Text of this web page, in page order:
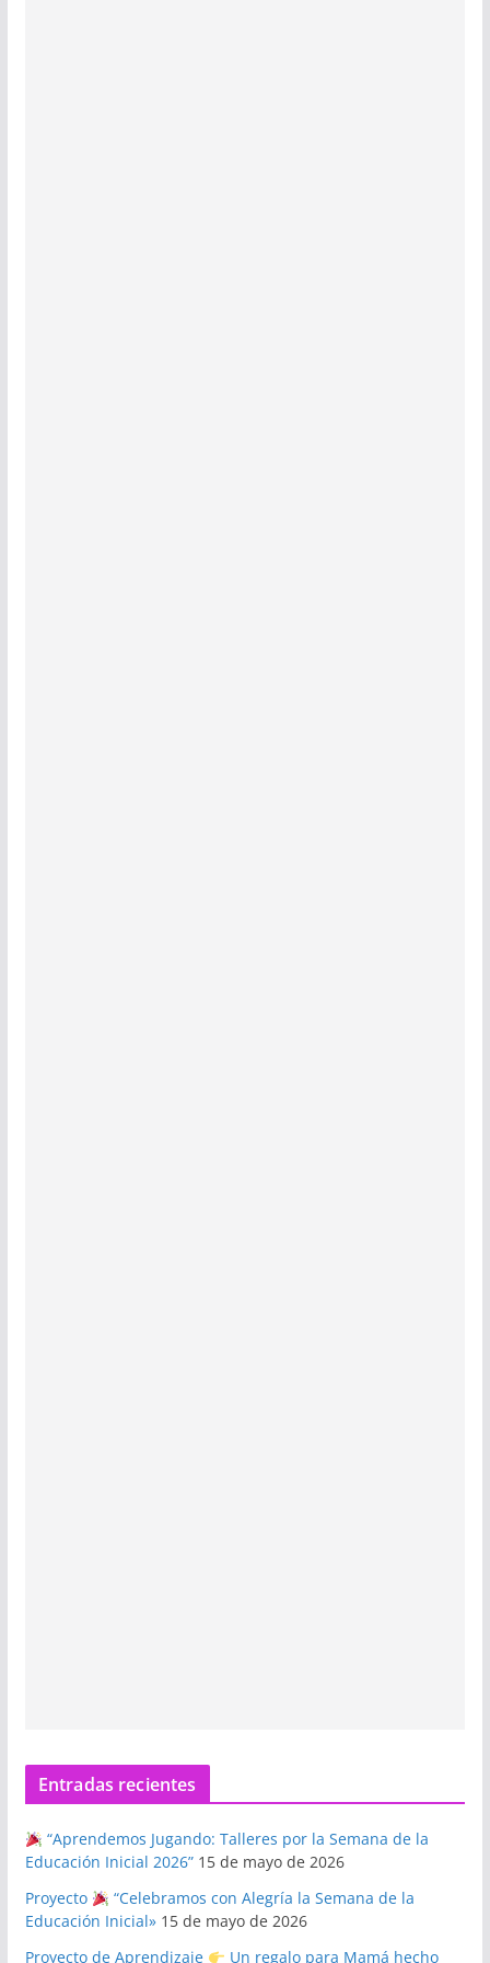
Entradas recientes
“Aprendemos Jugando: Talleres por la Semana de la
Educación Inicial 2026” 15 de mayo de 2026
Proyecto
“Celebramos con Alegría la Semana de la
Educación Inicial» 15 de mayo de 2026
Proyecto de Aprendizaje
Un regalo para Mamá hecho